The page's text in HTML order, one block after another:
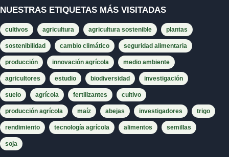
NUESTRAS ETIQUETAS MÁS VISITADAS
cultivos agricultura agricultura sostenible plantas
sostenibilidad cambio climático seguridad alimentaria
producción innovación agrícola medio ambiente
agricultores estudio biodiversidad investigación
suelo agrícola fertilizantes cultivo
producción agrícola maíz abejas investigadores trigo
rendimiento tecnología agrícola alimentos semillas
soja